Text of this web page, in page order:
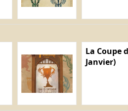
La Coupe
Janvier)